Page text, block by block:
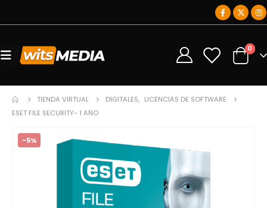
0 0
TIENDA VIRTUAL DIGITALES, LICENCIAS DE SOFTWARE
ESET FILE SECURITY- 1 AÑO
-5%